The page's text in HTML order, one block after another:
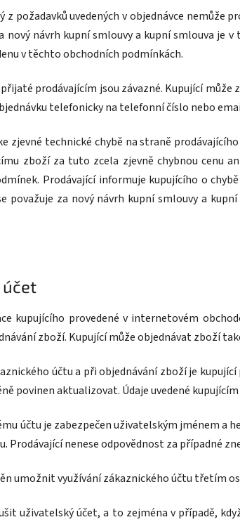
z požadavků uvedených v objednávce
nový návrh kupní smlouvy a kupní smlouva
v těchto obchodních podmínkách.
přijaté prodávajícím jsou závazné. Kupující
telefonicky na telefonní číslo nebo
zjevné technické chybě na straně
zboží za tuto zcela zjevně chybnou cenu
Prodávající informuje kupujícího o
považuje za nový návrh kupní smlouvy a
účet
kupujícího provedené v internetovém
zboží. Kupující může objednávat zboží
účtu a při objednávání zboží je
povinen aktualizovat. Údaje uvedené
účtu je zabezpečen uživatelským jménem
Prodávající nenese odpovědnost za případné
umožnit využívání zákaznického účtu třetím
uživatelský účet, a to zejména v případě,